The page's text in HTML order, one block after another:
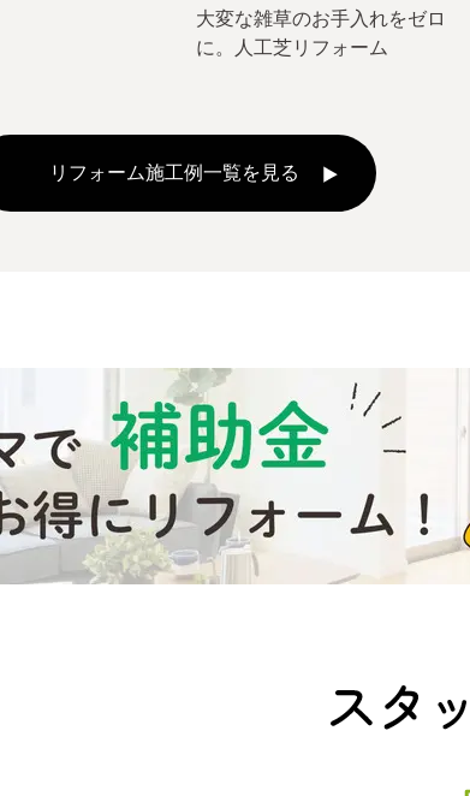
大変な雑草のお手入れをゼロ
に。人工芝リフォーム
リフォーム施工例一覧を見る